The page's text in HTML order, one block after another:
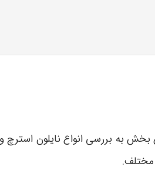
بخش به بررسی انواع نایلون
مختلف.